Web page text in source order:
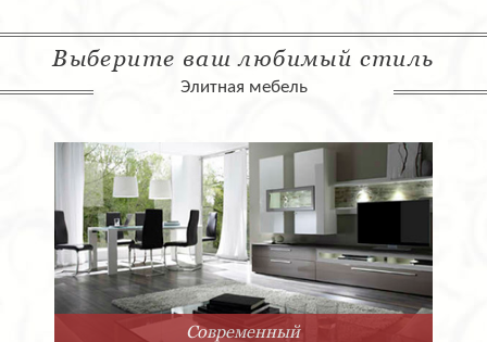
Выберите ваш любимый стиль
Элитная мебель
Современный